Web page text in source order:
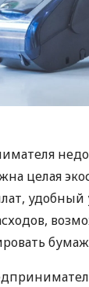
целая
удобный